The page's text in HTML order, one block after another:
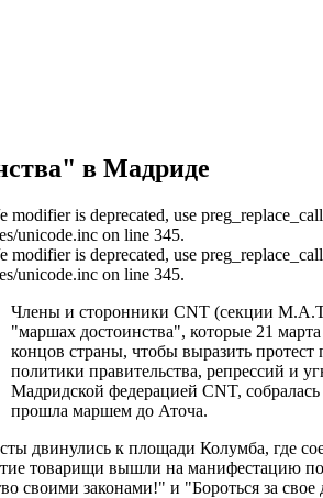
в Мадриде
modifier is deprecated, use
unicode.inc on line 345.
modifier is deprecated, use
unicode.inc on line 345.
Члены и сторонники CNT (секции
"маршах достоинства", которые 21
концов страны, чтобы выразить
политики правительства, репрессий и
Мадридской федерацией CNT,
прошла маршем до Аточа.
двинулись к площади Колумба, где
товарищи вышли на манифестацию
своими законами!" и "Бороться за свое